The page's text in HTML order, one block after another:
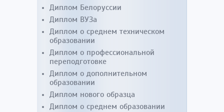
Диплом Белоруссии
Диплом ВУЗа
Диплом о среднем техническом
образовании
Диплом о профессиональной
переподготовке
Диплом о дополнительном
образовании
Диплом нового образца
Диплом о среднем образовании